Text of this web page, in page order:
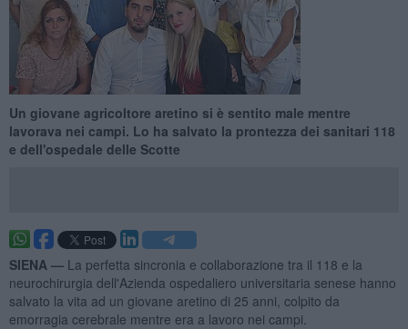
Un giovane agricoltore aretino si è sentito male mentre
lavorava nei campi. Lo ha salvato la prontezza dei sanitari 118
e dell'ospedale delle Scotte
SIENA — La perfetta sincronia e collaborazione tra il 118 e la
neurochirurgia dell'Azienda ospedaliero universitaria senese hanno
salvato la vita ad un giovane aretino di 25 anni, colpito da
emorragia cerebrale mentre era a lavoro nei campi.